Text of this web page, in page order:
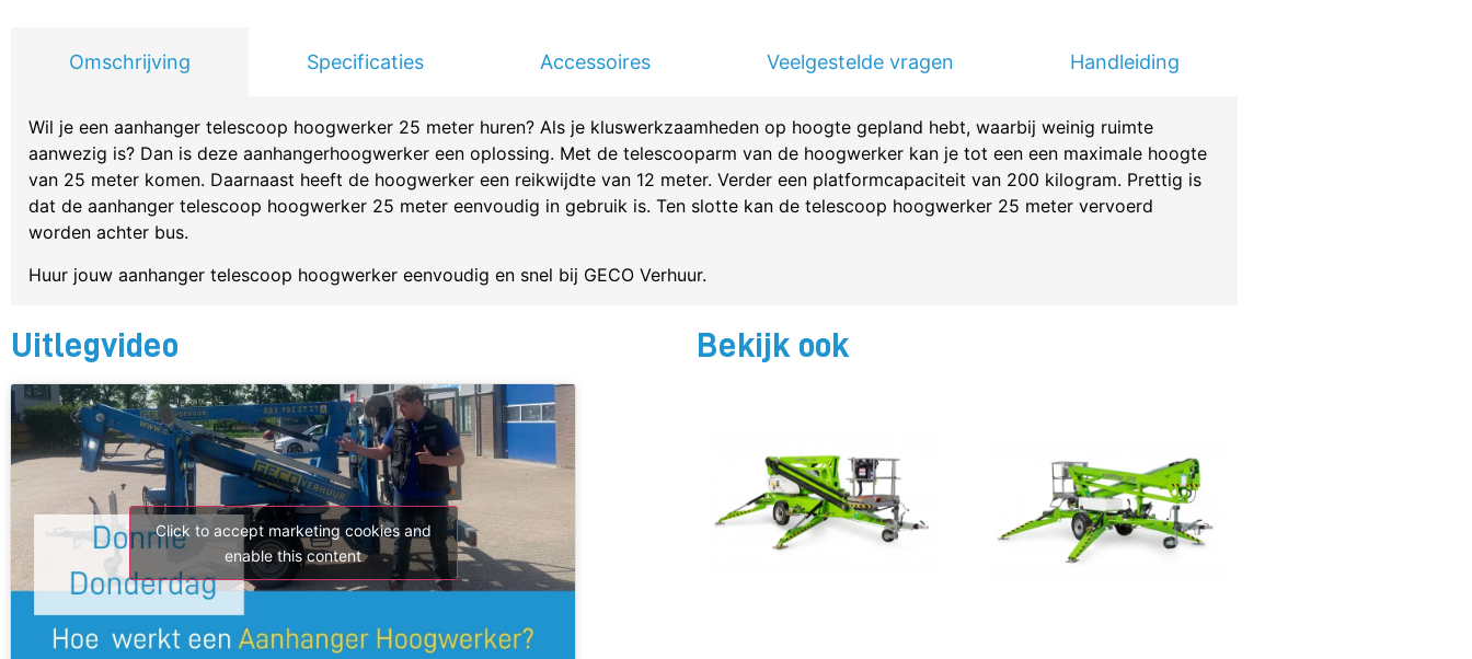
Omschrijving Specificaties Accessoires Veelgestelde vragen Handleiding
Wil je een aanhanger telescoop hoogwerker 25 meter huren? Als je kluswerkzaamheden op hoogte gepland hebt, waarbij weinig ruimte
aanwezig is? Dan is deze aanhangerhoogwerker een oplossing. Met de telescooparm van de hoogwerker kan je tot een een maximale hoogte
van 25 meter komen. Daarnaast heeft de hoogwerker een reikwijdte van 12 meter. Verder een platformcapaciteit van 200 kilogram. Prettig is
dat de aanhanger telescoop hoogwerker 25 meter eenvoudig in gebruik is. Ten slotte kan de telescoop hoogwerker 25 meter vervoerd
worden achter bus.
Huur jouw aanhanger telescoop hoogwerker eenvoudig en snel bij GECO Verhuur.
Uitlegvideo
Click to accept marketing cookies and
enable this content
Bekijk ook